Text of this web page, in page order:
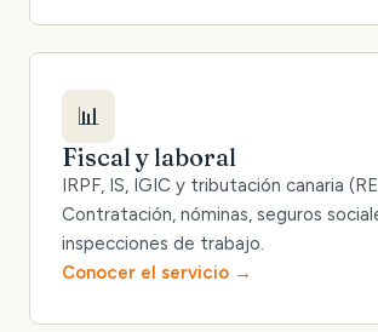
📊
Fiscal y laboral
IRPF, IS, IGIC y tributación canaria
Contratación, nóminas, seguros
inspecciones de trabajo.
Conocer el servicio